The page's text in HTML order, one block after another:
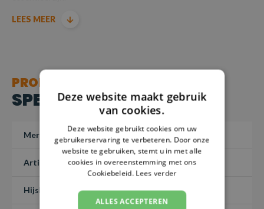
Dit betreft een maatwerk artikel en kan niet worden
2000+A1:2008
LEES MEER
PRODUCT
SPECIFICATIES
Merk SafetyLoad
Artikelnummer PHBHK90D4-100
Hijslast (7:1) 3 ton
Deze website maakt gebruik
van cookies.
Deze website gebruikt cookies om uw
gebruikerservaring te verbeteren. Door onze
website te gebruiken, stemt u in met alle
cookies in overeenstemming met ons
Cookiebeleid. Lees verder
ALLES ACCEPTEREN